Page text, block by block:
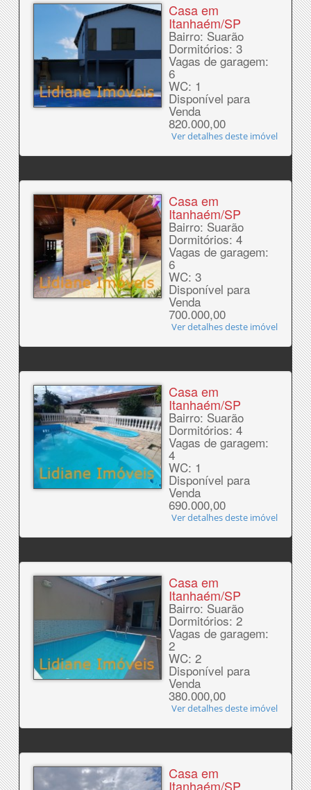
Casa em
Itanhaém/SP
Bairro: Suarão
Dormitórios: 3
Vagas de garagem:
6
WC: 1
Disponível para
Venda
820.000,00
Ver detalhes deste imóvel
Casa em
Itanhaém/SP
Bairro: Suarão
Dormitórios: 4
Vagas de garagem:
6
WC: 3
Disponível para
Venda
700.000,00
Ver detalhes deste imóvel
Casa em
Itanhaém/SP
Bairro: Suarão
Dormitórios: 4
Vagas de garagem:
4
WC: 1
Disponível para
Venda
690.000,00
Ver detalhes deste imóvel
Casa em
Itanhaém/SP
Bairro: Suarão
Dormitórios: 2
Vagas de garagem:
2
WC: 2
Disponível para
Venda
380.000,00
Ver detalhes deste imóvel
Casa em
Itanhaém/SP